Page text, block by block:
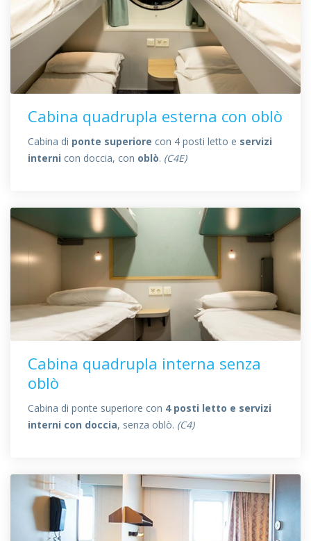
Cabina quadrupla esterna con oblò
Cabina di ponte superiore con 4 posti letto e servizi
interni con doccia, con oblò. (C4E)
Cabina quadrupla interna senza
oblò
Cabina di ponte superiore con 4 posti letto e servizi
interni con doccia, senza oblò. (C4)